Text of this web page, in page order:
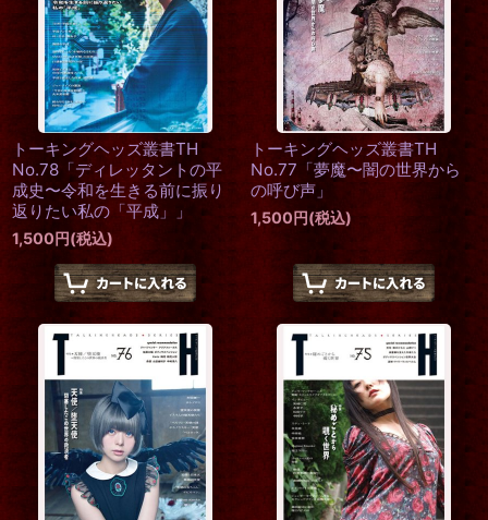
トーキングヘッズ叢書TH
No.78「ディレッタントの平
成史〜令和を生きる前に振り
返りたい私の「平成」」
1,500円(税込)
トーキングヘッズ叢書TH
No.77「夢魔〜闇の世界から
の呼び声」
1,500円(税込)